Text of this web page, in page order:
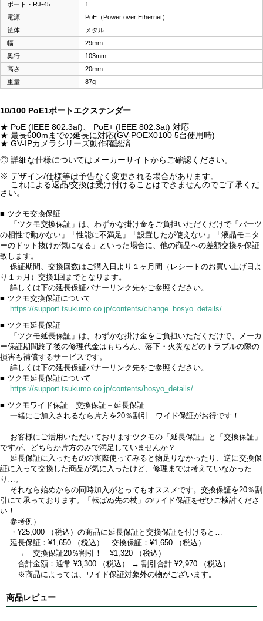
ポート・RJ-45
1
電源
PoE（Power over Ethernet）
筐体
メタル
幅
29mm
奥行
103mm
高さ
20mm
重量
87g
10/100 PoE1ポートエクステンダー
★ PoE (IEEE 802.3af)、 PoE+ (IEEE 802.3at) 対応
★ 最長600mまでの延長に対応(GV-POEX0100 5台使用時)
★ GV-IPカメラシリーズ動作確認済
◎ 詳細な仕様についてはメーカーサイトからご確認ください。
※ デザイン/仕様等は予告なく変更される場合があります。
これによる返品/交換は受け付けることはできませんのでご了承くだ
さい。
■ ツクモ交換保証
「ツクモ交換保証」は、わずかな掛け金をご負担いただくだけで「パーツ
の相性で動かない」「性能に不満足」「設置したが使えない」「液晶モニタ
ーのドット抜けが気になる」といった場合に、他の商品への差額交換を保証
致します。
保証期間、交換回数はご購入日より１ヶ月間（レシートのお買い上げ日よ
り１ヵ月）交換1回までとなります。
詳しくは下の延長保証バナーリンク先をご参照ください。
■ ツクモ交換保証について
https://support.tsukumo.co.jp/contents/change_hosyo_details/
■ ツクモ延長保証
「ツクモ延長保証」は、わずかな掛け金をご負担いただくだけで、メーカ
ー保証期間終了後の修理代金はもちろん、落下・火災などのトラブルの際の
損害も補償するサービスです。
詳しくは下の延長保証バナーリンク先をご参照ください。
■ ツクモ延長保証について
https://support.tsukumo.co.jp/contents/hosyo_details/
■ ツクモワイド保証 交換保証＋延長保証
一緒にご加入されるなら片方を20％割引 ワイド保証がお得です！
お客様にご活用いただいておりますツクモの「延長保証」と「交換保証」
ですが、どちらか片方のみで満足していませんか？
延長保証に入ったものの実際使ってみると物足りなかったり、逆に交換保
証に入って交換した商品が気に入ったけど、修理までは考えていなかった
り…。
それなら始めからの同時加入がとってもオススメです。交換保証を20％割
引にて承っております。「転ばぬ先の杖」のワイド保証をぜひご検討くださ
い！
参考例）
・¥25,000 （税込）の商品に延長保証と交換保証を付けると…
延長保証：¥1,650 （税込） 交換保証：¥1,650 （税込）
→ 交換保証20％割引！ ¥1,320 （税込）
合計金額：通常 ¥3,300 （税込） → 割引合計 ¥2,970 （税込）
※商品によっては、ワイド保証対象外の物がございます。
商品レビュー